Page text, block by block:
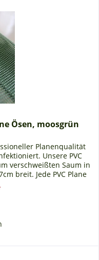
Ösen, moosgrün
Planenqualität
Unsere PVC
verschweißten Saum in
breit. Jede PVC Plane